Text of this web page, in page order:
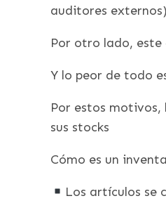
auditores externos)
Por otro lado, este
Y lo peor de todo
Por estos
sus stocks
Cómo es un
Los artículos se